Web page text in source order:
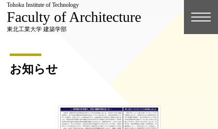
Tohoku Institute of Technology
Faculty of Architecture
東北工業大学 建築学部
お知らせ